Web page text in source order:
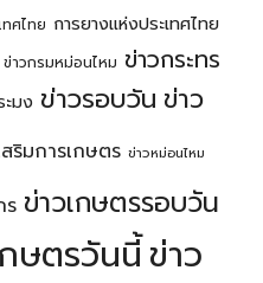
ทศไทย การยางแห่งประเทศไทย
ข่าวกรมหม่อนไหม ข่าวกระทร
ะมง ข่าวรอบวัน ข่าว
ริมการเกษตร ข่าวหม่อนไหม
ร ข่าวเกษตรรอบวัน
ษตรวันนี้ ข่าว